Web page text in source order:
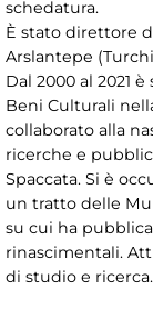
schedatura.
È stato direttore
Arslantepe
Dal 2000 al 2021
Beni Culturali
collaborato alla
ricerche e
Spaccata. Si è
un tratto delle
su cui ha
rinascimentali.
di studio e ricerca.